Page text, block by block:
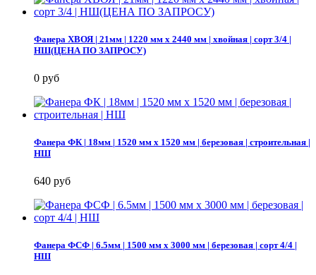
Фанера ХВОЯ | 21мм | 1220 мм х 2440 мм | хвойная | сорт 3/4 |
НШ(ЦЕНА ПО ЗАПРОСУ)
0 руб
Фанера ФК | 18мм | 1520 мм х 1520 мм | березовая | строительная |
НШ
640 руб
Фанера ФСФ | 6.5мм | 1500 мм х 3000 мм | березовая | сорт 4/4 |
НШ